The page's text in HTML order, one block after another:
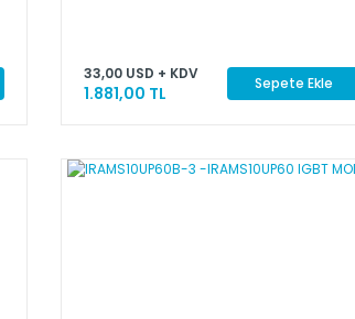
33,00 USD + KDV
1.881,00 TL Sepete Ekle